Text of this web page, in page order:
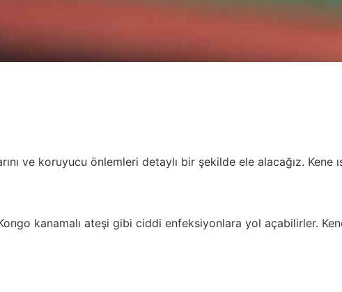
ve koruyucu önlemleri detaylı bir şekilde ele alacağız.
Kongo kanamalı ateşi gibi ciddi enfeksiyonlara yol açabilirler.